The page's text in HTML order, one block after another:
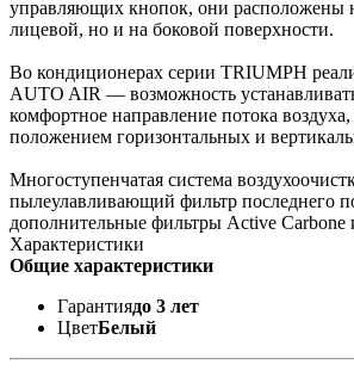
управляющих кнопок, они расположены
лицевой, но и на боковой поверхности.
Во кондиционерах серии TRIUMPH
AUTO AIR — возможность
комфортное направление потока воздуха,
положением горизонтальных и
Многоступенчатая система
пылеулавливающий фильтр последнего
дополнительные фильтры Active Carbone
Характеристики
Общие характеристики
Гарантиядо 3 лет
ЦветБелый